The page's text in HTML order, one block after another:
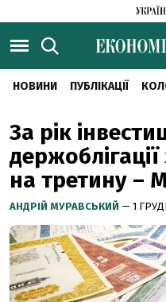
НОВИНИ ПУБЛІКАЦІЇ
За рік
на третину –
АНДРІЙ МУРАВСЬКИЙ — 1